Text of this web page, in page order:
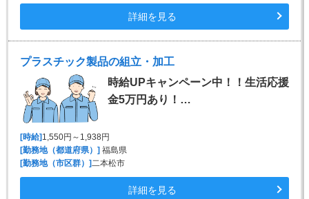
詳細を見る
プラスチック製品の組立・加工
時給UPキャンペーン中！！生活応援
金5万円あり！…
[時給]1,550円～1,938円
[勤務地（都道府県）]福島県
[勤務地（市区群）]二本松市
詳細を見る